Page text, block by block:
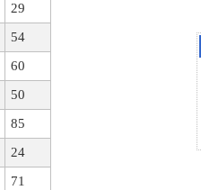
29
54
60
50
85
24
71